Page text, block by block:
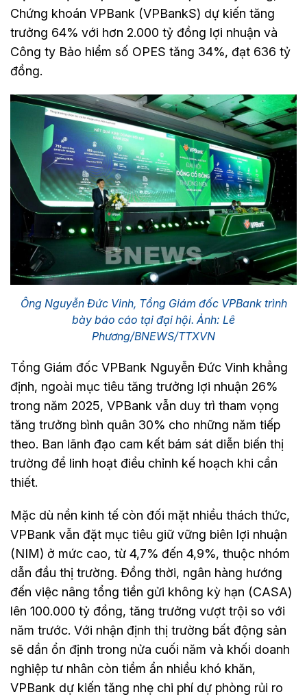
Chứng khoán VPBank (VPBankS) dự kiến tăng
trưởng 64% với hơn 2.000 tỷ đồng lợi nhuận và
Công ty Bảo hiểm số OPES tăng 34%, đạt 636 tỷ
đồng.
Ông Nguyễn Đức Vinh, Tổng Giám đốc VPBank trình
bày báo cáo tại đại hội. Ảnh: Lê
Phương/BNEWS/TTXVN
Tổng Giám đốc VPBank Nguyễn Đức Vinh khẳng
định, ngoài mục tiêu tăng trưởng lợi nhuận 26%
trong năm 2025, VPBank vẫn duy trì tham vọng
tăng trưởng bình quân 30% cho những năm tiếp
theo. Ban lãnh đạo cam kết bám sát diễn biến thị
trường để linh hoạt điều chỉnh kế hoạch khi cần
thiết.
Mặc dù nền kinh tế còn đối mặt nhiều thách thức,
VPBank vẫn đặt mục tiêu giữ vững biên lợi nhuận
(NIM) ở mức cao, từ 4,7% đến 4,9%, thuộc nhóm
dẫn đầu thị trường. Đồng thời, ngân hàng hướng
đến việc nâng tổng tiền gửi không kỳ hạn (CASA)
lên 100.000 tỷ đồng, tăng trưởng vượt trội so với
năm trước. Với nhận định thị trường bất động sản
sẽ dần ổn định trong nửa cuối năm và khối doanh
nghiệp tư nhân còn tiềm ẩn nhiều khó khăn,
VPBank dự kiến tăng nhẹ chi phí dự phòng rủi ro